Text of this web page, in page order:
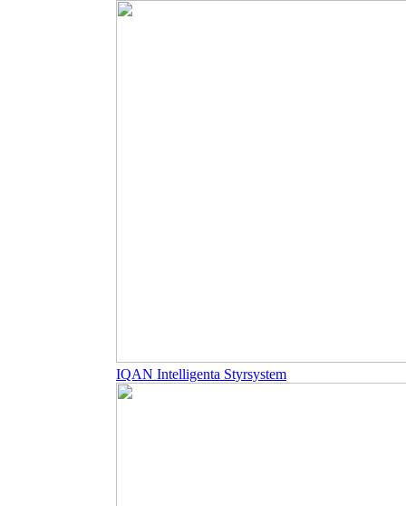
IQAN Intelligenta Styrsystem